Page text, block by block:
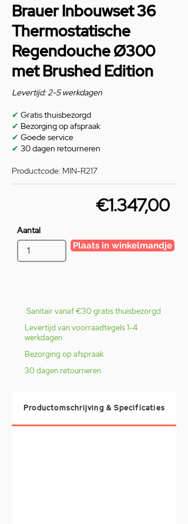
Brauer Inbouwset 36
Thermostatische
Regendouche Ø300
met Brushed Edition
Levertijd: 2-5 werkdagen
✔ Gratis thuisbezorgd
✔ Bezorging op afspraak
✔ Goede service
✔ 30 dagen retourneren
Productcode: MIN-R217
€1.347,00
Aantal
Plaats in winkelmandje
Sanitair vanaf €30 gratis thuisbezorgd
Levertijd van voorraadtegels 1-4
werkdagen
Bezorging op afspraak
30 dagen retourneren
Productomschrijving & Specificaties